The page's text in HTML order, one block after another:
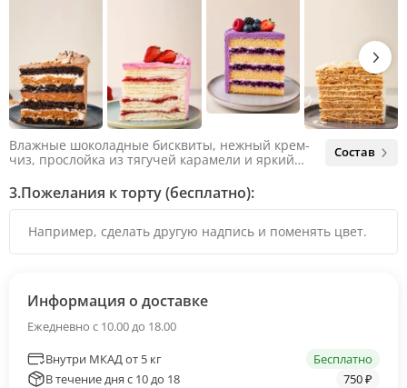
Влажные шоколадные бисквиты, нежный крем-
чиз, прослойка из тягучей карамели и яркий
яркий вкус шоколада и тягучей карамели, не
оставляя ни единого шанса остаться
Состав
3.Пожелания к торту (бесплатно):
Информация о доставке
Ежедневно с 10.00 до 18.00
Внутри МКАД от 5 кг
Бесплатно
В течение дня с 10 до 18
750 ₽